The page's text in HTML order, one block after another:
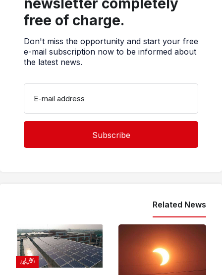
free of charge.
Don't miss the opportunity and start your free
e-mail subscription now to be informed about
the latest news.
E-mail address
Related News
اسپیشل فیچرز